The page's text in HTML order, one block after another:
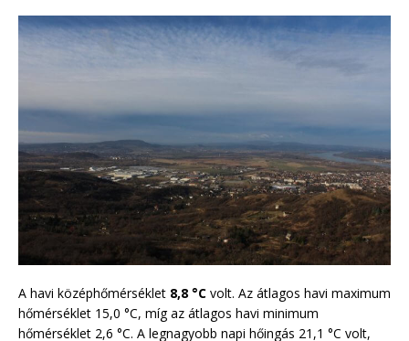
A havi középhőmérséklet 8,8 °C volt. Az átlagos havi maximum
hőmérséklet 15,0 °C, míg az átlagos havi minimum
hőmérséklet 2,6 °C. A legnagyobb napi hőingás 21,1 °C volt,